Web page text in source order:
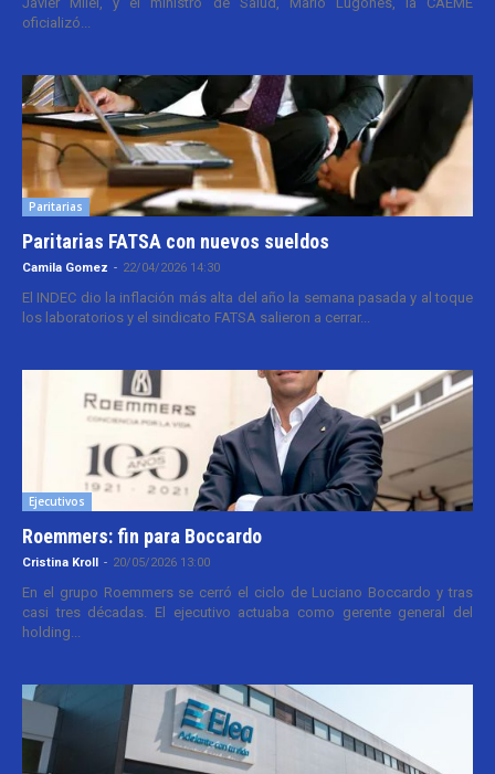
oficializó...
Paritarias
Paritarias FATSA con nuevos sueldos
Camila Gomez - 22/04/2026 14:30
El INDEC dio la inflación más alta del año la semana pasada y al toque
los laboratorios y el sindicato FATSA salieron a cerrar...
Ejecutivos
Roemmers: fin para Boccardo
Cristina Kroll - 20/05/2026 13:00
En el grupo Roemmers se cerró el ciclo de Luciano Boccardo y tras
casi tres décadas. El ejecutivo actuaba como gerente general del
holding...